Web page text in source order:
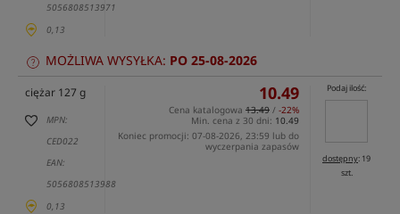
5056808513971
0,13
MOŻLIWA WYSYŁKA: PO 25-08-2026
ciężar 127 g
MPN:
CED022
EAN:
5056808513988
0,13
10.49
Cena katalogowa 13.49 / -22%
Min. cena z 30 dni: 10.49
Koniec promocji: 07-08-2026, 23:59 lub do
wyczerpania zapasów
Podaj ilość:
dostępny: 19
szt.